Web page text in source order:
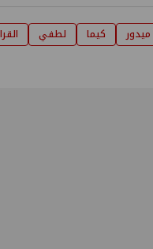
ميدور كيما لطفي